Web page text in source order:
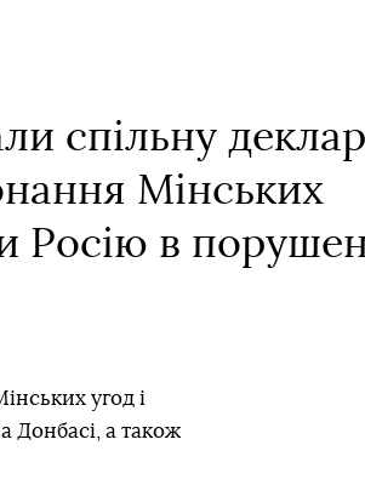
спільну
Мінських
Росію в
угод і
Донбасі, а також